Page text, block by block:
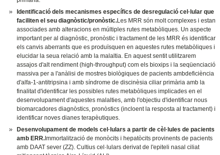
Identificació dels mecanismes específics de desregulació cel·lular que
faciliten el seu diagnòstic/pronòstic.Les MRR són molt complexes i estan
associades amb alteracions en múltiples rutes metabòliques. Un aspecte
important per al diagnòstic, pronòstic i tractament de les MRR és identificar
els canvis aberrants que es produïsquen en aquestes rutes metabòliques i
elucidar la seua relació amb la malaltia. En aquest sentit utilitzarem
assajos d'alt rendiment (high-throughput) com els bioxips i la seqüenciació
massiva per a l'anàlisi de mostres biològiques de pacients ambdeficiència
d'alfa-1-antitripsina i amb síndrome de discinèsia ciliar primària amb la
finalitat d'identificar les possibles rutes metabòliques implicades en el
desenvolupament d'aquestes malalties, amb l'objectiu d'identificar nous
biomarcadores diagnòstics, pronòstics (incloent la resposta al tractament) i
identificar noves dianes terapèutiques.
Desenvolupament de models cel·lulars a partir de cèl·lules de pacients
amb ERR. Immortalització de monòcits i hepatòcits provinents de pacients
amb DAAT sever (ZZ). Cultius cel·lulars derivat de l'epiteli nasal ciliat